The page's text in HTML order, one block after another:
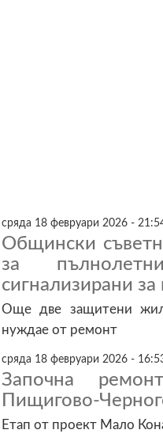
сряда 18 февруари 2026 -
Общински
за
сигнализирани
Още две защитени
нуждае от ремонт
сряда 18 февруари 2026 -
Започна
Пищигово-
Етап от проект Мало